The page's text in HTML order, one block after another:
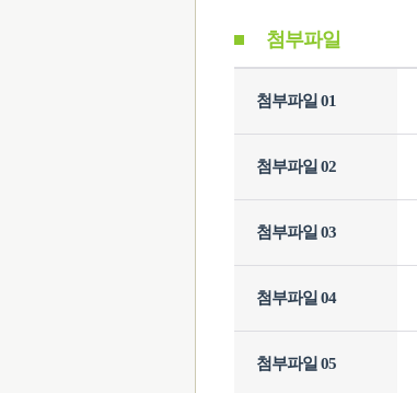
첨부파일
첨부파일 01
첨부파일 02
첨부파일 03
첨부파일 04
첨부파일 05